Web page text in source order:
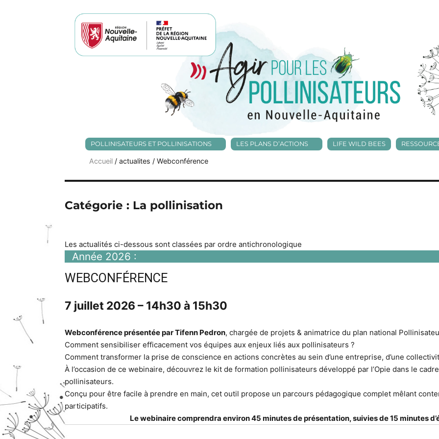
POLLINISATEURS ET POLLINISATIONS LES PLANS D’ACTIONS LIFE WILD BEES
Accueil / actualites / Webconférence
Catégorie : La pollinisation
Les actualités ci-dessous sont classées par ordre antichronologique
Année 2026 :
WEBCONFÉRENCE
7 juillet 2026 – 14h30 à 15h30
Webconférence présentée par Tifenn Pedron, chargée de projets & animatrice du plan national
Comment sensibiliser efficacement vos équipes aux enjeux liés aux pollinisateurs ?
Comment transformer la prise de conscience en actions concrètes au sein d’une entreprise, d’une
À l’occasion de ce webinaire, découvrez le kit de formation pollinisateurs développé par l’Opie dans le
pollinisateurs.
Conçu pour être facile à prendre en main, cet outil propose un parcours pédagogique complet mêlant
participatifs.
Le webinaire comprendra environ 45 minutes de présentation, suivies de 15 minutes